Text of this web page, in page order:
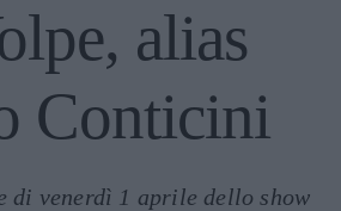
alias
Conticini
di venerdì 1 aprile dello show